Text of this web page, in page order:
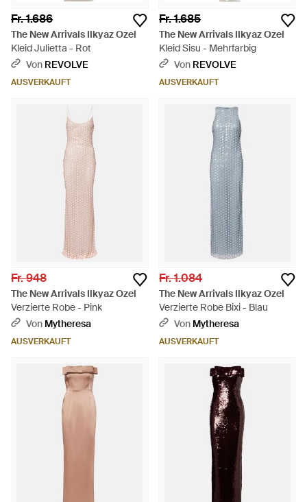
Fr. 1.686
The New Arrivals Ilkyaz Ozel
Kleid Julietta - Rot
Von REVOLVE
AUSVERKAUFT
Fr. 1.685
The New Arrivals Ilkyaz Ozel
Kleid Sisu - Mehrfarbig
Von REVOLVE
AUSVERKAUFT
Fr. 948
The New Arrivals Ilkyaz Ozel
Verzierte Robe - Pink
Von Mytheresa
AUSVERKAUFT
Fr. 1.084
The New Arrivals Ilkyaz Ozel
Verzierte Robe Bixi - Blau
Von Mytheresa
AUSVERKAUFT